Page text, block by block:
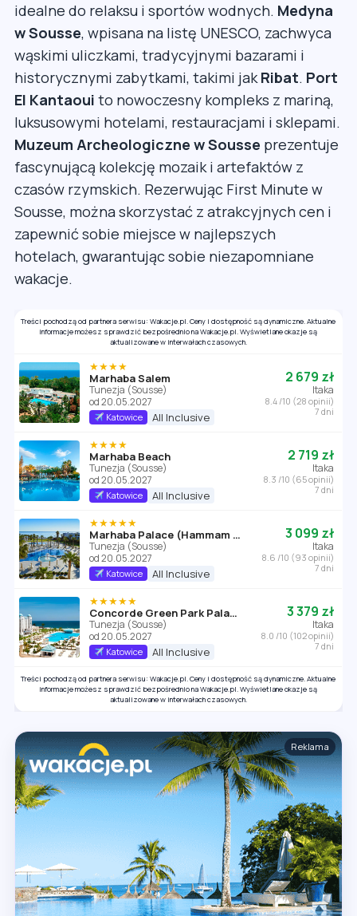
idealne do relaksu i sportów wodnych. Medyna
w Sousse, wpisana na listę UNESCO, zachwyca
wąskimi uliczkami, tradycyjnymi bazarami i
historycznymi zabytkami, takimi jakRibat. Port
El Kantaoui to nowoczesny kompleks z mariną,
luksusowymi hotelami, restauracjami i sklepami.
Muzeum Archeologiczne w Sousse prezentuje
fascynującą kolekcję mozaik i artefaktów z
czasów rzymskich. Rezerwując First Minute w
Sousse, można skorzystać z atrakcyjnych cen i
zapewnić sobie miejsce w najlepszych
hotelach, gwarantując sobie niezapomniane
wakacje.
Treści pochodzą od partnera serwisu: Wakacje.pl. Ceny i dostępność są dynamiczne. Aktualne
informacje możesz sprawdzić bezpośrednio na Wakacje.pl. Wyświetlane okazje są
aktualizowane w interwałach czasowych.
★★★★
Marhaba Salem
Tunezja (Sousse)
od 20.05.2027
Katowice All Inclusive
2 679 zł
Itaka
8.4 /10 (28 opinii)
7 dni
★★★★
Marhaba Beach
Tunezja (Sousse)
od 20.05.2027
Katowice All Inclusive
2 719 zł
Itaka
8.3 /10 (65 opinii)
7 dni
★★★★★
Marhaba Palace (Hammam Sousse)
Tunezja (Sousse)
od 20.05.2027
Katowice All Inclusive
3 099 zł
Itaka
8.6 /10 (93 opinii)
7 dni
★★★★★
Concorde Green Park Palace
Tunezja (Sousse)
od 20.05.2027
Katowice All Inclusive
3 379 zł
Itaka
8.0 /10 (102 opinii)
7 dni
Treści pochodzą od partnera serwisu: Wakacje.pl. Ceny i dostępność są dynamiczne. Aktualne
informacje możesz sprawdzić bezpośrednio na Wakacje.pl. Wyświetlane okazje są
aktualizowane w interwałach czasowych.
Reklama